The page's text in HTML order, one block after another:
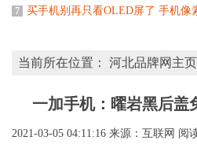
7 买手机别再只看OLED屏了 手机像
当前所在位置： 河北品牌网主页
一加手机：曜岩黑后盖
2021-03-05 04:11:16 来源：互联网 阅